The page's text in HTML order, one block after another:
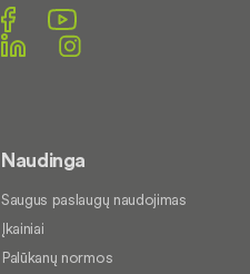
Naudinga
Saugus paslaugų naudojimas
Įkainiai
Palūkanų normos